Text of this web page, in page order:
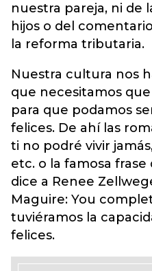
nuestra pareja, ni de
hijos o del
la reforma tributaria.
Nuestra cultura nos
que necesitamos
para que podamos
felices. De ahí las
ti no podré vivir
etc. o la famosa frase
dice a Renee
Maguire: You
tuviéramos la
felices.